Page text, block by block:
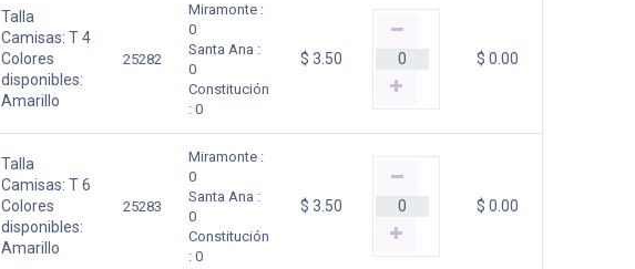
Talla
Camisas: T 4
Colores
disponibles:
Amarillo
25282
Miramonte :
0
Santa Ana :
0
Constitución
: 0
$ 3.50 $ 0.00
Talla
Camisas: T 6
Colores
disponibles:
Amarillo
25283
Miramonte :
0
Santa Ana :
0
Constitución
: 0
$ 3.50 $ 0.00